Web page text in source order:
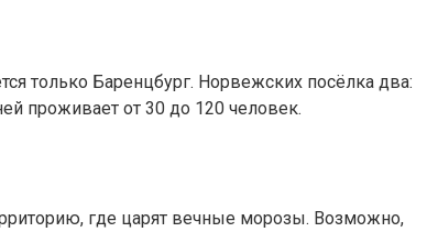
только Баренцбург. Норвежских посёлка два:
проживает от 30 до 120 человек.
где царят вечные морозы. Возможно,